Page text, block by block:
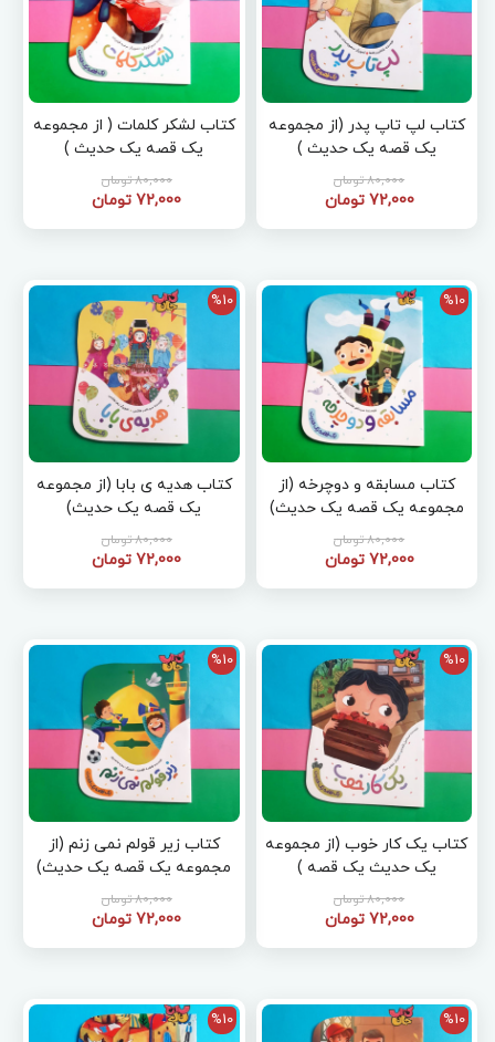
کتاب لپ تاپ پدر (از مجموعه
یک قصه یک حدیث )
80,000 تومان
72,000 تومان
کتاب لشکر کلمات ( از مجموعه
یک قصه یک حدیث )
80,000 تومان
72,000 تومان
%10
کتاب مسابقه و دوچرخه (از
مجموعه یک قصه یک حدیث)
80,000 تومان
72,000 تومان
%10
کتاب هدیه ی بابا (از مجموعه
یک قصه یک حدیث)
80,000 تومان
72,000 تومان
%10
کتاب یک کار خوب (از مجموعه
یک حدیث یک قصه )
80,000 تومان
72,000 تومان
%10
کتاب زیر قولم نمی زنم (از
مجموعه یک قصه یک حدیث)
80,000 تومان
72,000 تومان
%10
%10